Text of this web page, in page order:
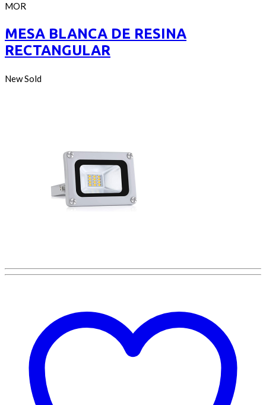
out
of
MOR
MESA BLANCA DE RESINA
RECTANGULAR
NewSold